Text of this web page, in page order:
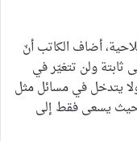
أضاف الكاتب أنّ
ولن تتغيّر في
ولا يتدخل في مسائل مثل
حيث يسعى فقط إلى